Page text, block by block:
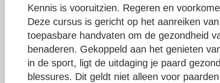
Kennis is vooruitzien. Regeren en
Deze cursus is gericht op het aanreiken
toepasbare handvaten om de gezondheid
benaderen. Gekoppeld aan het genieten
in de sport, ligt de uitdaging je paard
blessures. Dit geldt niet alleen voor